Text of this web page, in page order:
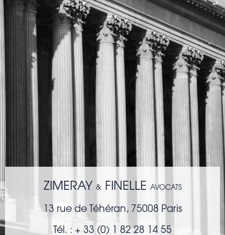
ZIMERAY & FINELLE AVOCATS
13 rue de Téhéran, 75008 Paris
Tél. : + 33 (0) 1 82 28 14 55